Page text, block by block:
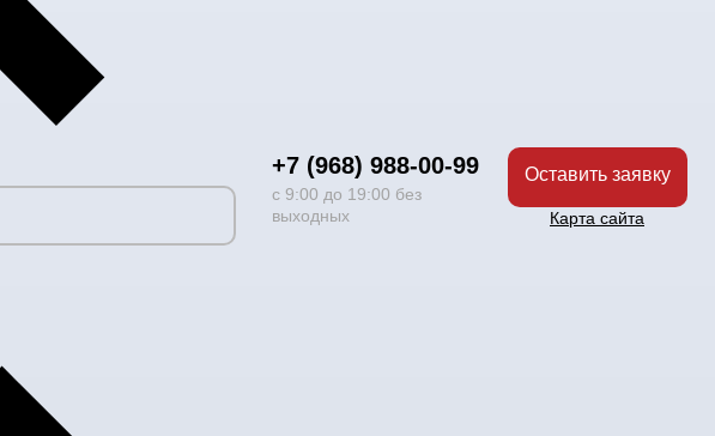
+7 (968) 988-00-99
с 9:00 до 19:00 без
выходных
Оставить заявку
Карта сайта